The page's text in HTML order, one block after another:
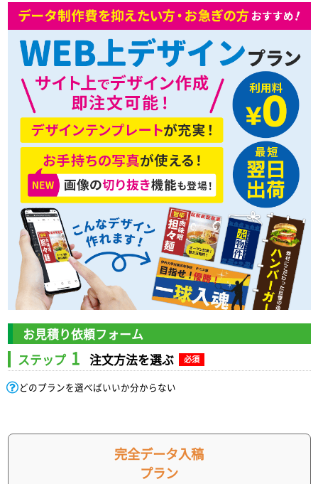
お見積り依頼フォーム
ステップ 1 注文方法を選ぶ 必須
どのプランを選べばいいか分からない
完全データ入稿
プラン